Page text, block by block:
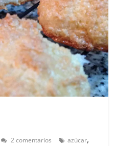
2 comentarios azúcar,